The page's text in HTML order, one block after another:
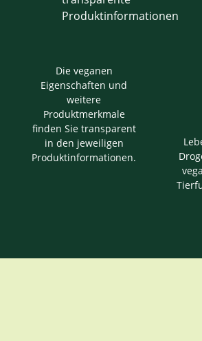
Die veganen
Eigenschaften und
weitere
Produktmerkmale
finden Sie transparent
in den jeweiligen
Produktinformationen.